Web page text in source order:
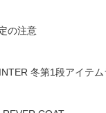
の注意
冬第1段アイテ